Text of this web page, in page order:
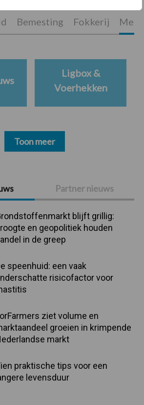
Partner nieuws
blijft grillig:
en geopolitiek houden
in de greep
speenhuid: een vaak
risicofactor voor
ziet volume en
groeien in krimpende
markt
praktische tips voor een
levensduur
Bemesting Fokkerij
Ligbox &
Voerhekken
Toon meer